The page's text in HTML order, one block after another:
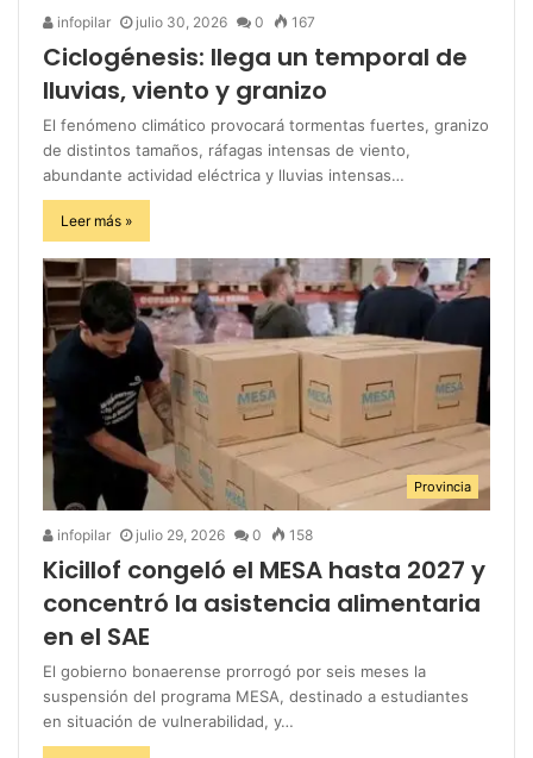
infopilar julio 30, 2026 0 167
Ciclogénesis: llega un temporal de
lluvias, viento y granizo
El fenómeno climático provocará tormentas fuertes, granizo
de distintos tamaños, ráfagas intensas de viento,
abundante actividad eléctrica y lluvias intensas…
Leer más »
Provincia
infopilar julio 29, 2026 0 158
Kicillof congeló el MESA hasta 2027 y
concentró la asistencia alimentaria
en el SAE
El gobierno bonaerense prorrogó por seis meses la
suspensión del programa MESA, destinado a estudiantes
en situación de vulnerabilidad, y…